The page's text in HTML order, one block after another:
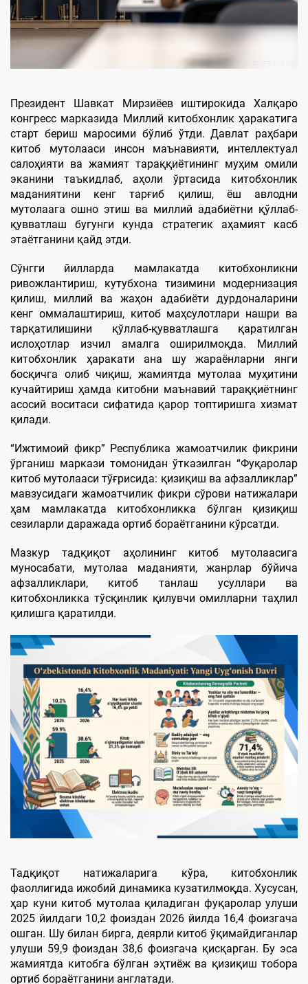
Президент Шавкат Мирзиёев иштирокида Халқаро
конгресс марказида Миллий китобхонлик ҳаракатига
старт бериш маросими бўлиб ўтди. Давлат раҳбари
китоб мутолааси инсон маънавияти, интеллектуал
салоҳияти ва жамият тараққиётининг муҳим омили
эканини таъкидлаб, аҳоли ўртасида китобхонлик
маданиятини кенг тарғиб қилиш, ёш авлодни
мутолаага ошно этиш ва миллий адабиётни қўллаб-
қувватлаш бугунги кунда стратегик аҳамият касб
этаётганини қайд этди.
Сўнгги йилларда мамлакатда китобхонликни
ривожлантириш, кутубхона тизимини модернизация
қилиш, миллий ва жаҳон адабиёти дурдоналарини
кенг оммалаштириш, китоб маҳсулотлари нашри ва
тарқатилишини қўллаб-қувватлашга қаратилган
ислоҳотлар изчил амалга оширилмоқда. Миллий
китобхонлик ҳаракати ана шу жараёнларни янги
босқичга олиб чиқиш, жамиятда мутолаа муҳитини
кучайтириш ҳамда китобни маънавий тараққиётнинг
асосий воситаси сифатида қарор топтиришга хизмат
қилади.
“Ижтимоий фикр” Республика жамоатчилик фикрини
ўрганиш маркази томонидан ўтказилган “Фуқаролар
китоб мутолааси тўғрисида: қизиқиш ва афзалликлар”
мавзусидаги жамоатчилик фикри сўрови натижалари
ҳам мамлакатда китобхонликка бўлган қизиқиш
сезиларли даражада ортиб бораётганини кўрсатди.
Мазкур тадқиқот аҳолининг китоб мутолаасига
муносабати, мутолаа маданияти, жанрлар бўйича
афзалликлари, китоб танлаш усуллари ва
китобхонликка тўсқинлик қилувчи омилларни таҳлил
қилишга қаратилди.
Тадқиқот натижаларига кўра, китобхонлик
фаоллигида ижобий динамика кузатилмоқда. Хусусан,
ҳар куни китоб мутолаа қиладиган фуқаролар улуши
2025 йилдаги 10,2 фоиздан 2026 йилда 16,4 фоизгача
ошган. Шу билан бирга, деярли китоб ўқимайдиганлар
улуши 59,9 фоиздан 38,6 фоизгача қисқарган. Бу эса
жамиятда китобга бўлган эҳтиёж ва қизиқиш тобора
ортиб бораётганини англатади.